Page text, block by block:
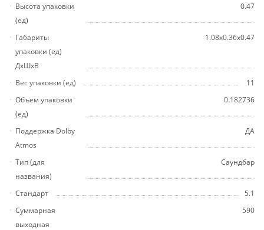
Высота упаковки
(ед)
0.47
Габариты
упаковки (ед)
ДхШхВ
1.08x0.36x0.47
Вес упаковки (ед)
11
Объем упаковки
(ед)
0.182736
Поддержка Dolby
Atmos
ДА
Тип (для
названия)
Саундбар
Стандарт
5.1
Суммарная
выходная
590